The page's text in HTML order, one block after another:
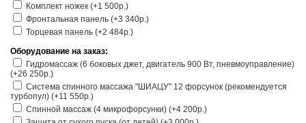
Комплект ножек (+1 500р.)
Фронтальная панель (+3 340р.)
Торцевая панель (+2 484р.)
Оборудование на заказ:
Гидромассаж (6 боковых джет, двигатель 900 Вт, пневмоуправление)
(+26 250р.)
Система спинного массажа "ШИАЦУ" 12 форсунок (рекомендуется
турбопул) (+11 550р.)
Спинной массаж (4 микрофорсунки) (+4 200р.)